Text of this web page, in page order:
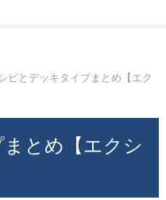
ピとデッキタイプまとめ【エク
とめ【エクシ